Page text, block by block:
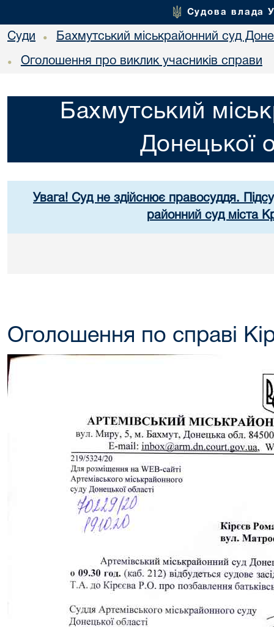
Судова влада
Суди • Бахмутський міськрайонний суд
• Оголошення про виклик учасників справи
Бахмутський
Донецької
Увага! Суд не здійснює правосуддя.
районний суд міста
Оголошення по справі